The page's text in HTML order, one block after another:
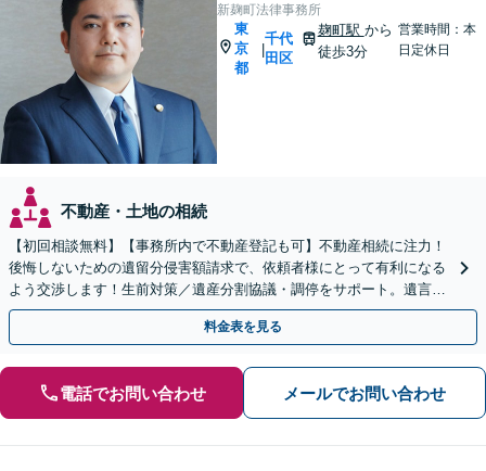
新麹町法律事務所
東
京
都
|
千代
田区
麹町駅 から
徒歩3分
営業時間：本
日定休日
不動産・土地の相続
【初回相談無料】【事務所内で不動産登記も可】不動産相続に注力！
後悔しないための遺留分侵害額請求で、依頼者様にとって有利になる
よう交渉します！生前対策／遺産分割協議・調停をサポート。遺言無
効確認請求の経験も豊富【麹町駅3分】
料金表を見る
電話でお問い合わせ メールでお問い合わせ